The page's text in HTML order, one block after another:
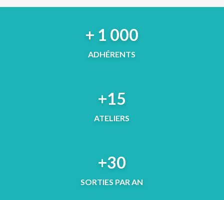
+ 1 000
ADHÉRENTS
+15
ATELIERS
+30
SORTIES PAR AN